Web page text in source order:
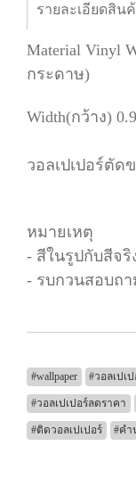
รายละเอียดสิน
Material Vinyl
กระดาษ)
Width(กว้าง)
วอลเปเปอร์ตัด
หมายเหตุ
- สีในรูปกับสีจริ
- รบกวนสอบถ
#wallpaper #วอลเปเ
#วอลเปเปอร์ลดราคา
#ติดวอลเปเปอร์ #ค